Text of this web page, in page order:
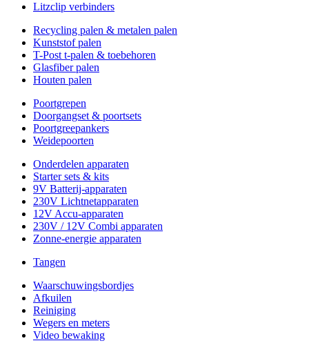
Litzclip verbinders
Recycling palen & metalen palen
Kunststof palen
T-Post t-palen & toebehoren
Glasfiber palen
Houten palen
Poortgrepen
Doorgangset & poortsets
Poortgreepankers
Weidepoorten
Onderdelen apparaten
Starter sets & kits
9V Batterij-apparaten
230V Lichtnetapparaten
12V Accu-apparaten
230V / 12V Combi apparaten
Zonne-energie apparaten
Tangen
Waarschuwingsbordjes
Afkuilen
Reiniging
Wegers en meters
Video bewaking